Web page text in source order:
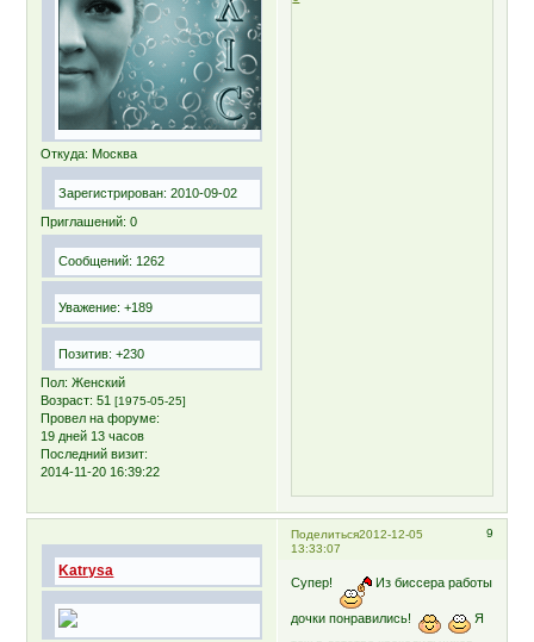
Откуда: Москва
Зарегистрирован: 2010-09-02
Приглашений: 0
Сообщений: 1262
Уважение: +189
Позитив: +230
Пол: Женский
Возраст: 51[1975-05-25]
Провел на форуме:
19 дней 13 часов
Последний визит:
2014-11-20 16:39:22
Поделиться 9
2012-12-05
13:33:07
Katrysa
Супер! Из биссера работы
дочки понравились!
Я